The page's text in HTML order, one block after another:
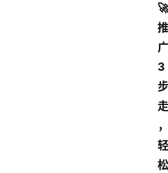
🚀
推
广
3
步
走
，
轻
松